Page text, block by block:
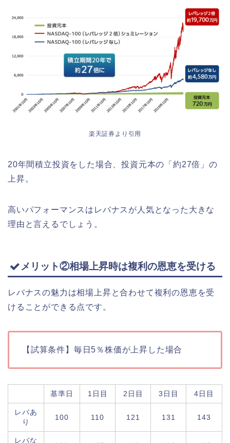
楽天証券より引用
20年間積立投資をした場合、投資元本の「約27倍」の
上昇。
高いパフォーマンスはレバナスが人気となった大きな
理由と言えるでしょう。
メリット②相場上昇時は複利の恩恵を受ける
レバナスの魅力は相場上昇と合わせて複利の恩恵を受
けることができる点です。
【試算条件】毎日5％株価が上昇した場合
基準日 1日目 2日目 3日目 4日目
レバあ
り
100 110 121 131 143
レバな